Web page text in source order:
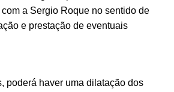
a Sergio Roque no sentido de
e prestação de eventuais
poderá haver uma dilatação dos